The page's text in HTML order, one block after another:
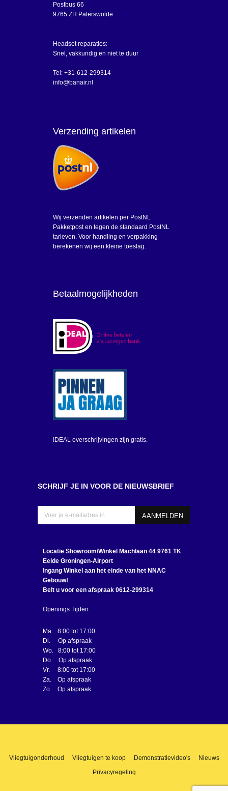
Postbus 66
9765 ZH Paterswolde
Headset reparaties:
Snel, vakkundig en niet te duur
Tel: +31-612-299314
info@banair.nl
Verzending artikelen
Wij verzenden artikelen per PostNL
Pakketpost en tegen de standaard PostNL
tarieven. Voor handling en verpakking
berekenen wij een kleine toeslag.
Betaalmogelijkheden
IDEAL overschrijvingen zijn gratis.
SCHRIJF JE IN VOOR DE NIEUWSBRIEF
Locatie Showroom/Winkel Machlaan 44 9761 TK
Eelde Groningen-Airport
ngang Winkel aan het einde van het NNAC
Gebouw!
Belt u voor een afspraak 0612-299314
Openings Tijden:
Ma. 8:00 tot 17:00
Di. Op afspraak
Wo. 8:00 tot 17:00
Do. Op afspraak
Vr. 8:00 tot 17:00
Za. Op afspraak
Zo. Op afspraak
Vliegtuigonderhoud Vliegtuigen te koop Demonstratievideo's
Nieuws
Privacyregeling